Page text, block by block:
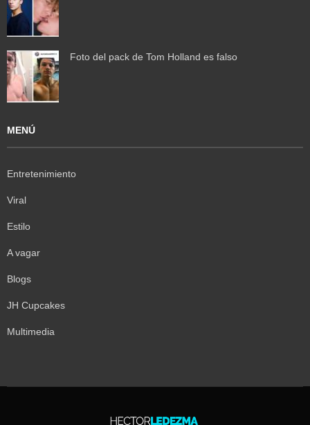
Foto del pack de Tom Holland es falso
MENÚ
Entretenimiento
Viral
Estilo
A vagar
Blogs
JH Cupcakes
Multimedia